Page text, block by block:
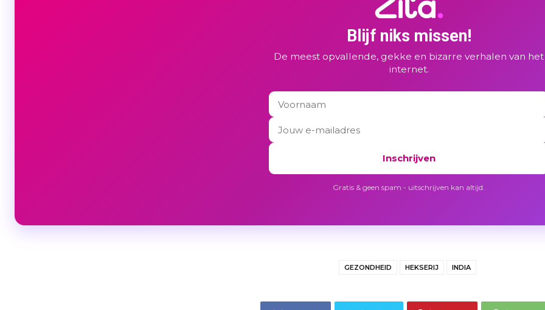
Blijf niks missen!
De meest opvallende, gekke en bizarre verhalen van het
internet.
Inschrijven
Gratis & geen spam - uitschrijven kan altijd.
GEZONDHEID HEKSERIJ INDIA